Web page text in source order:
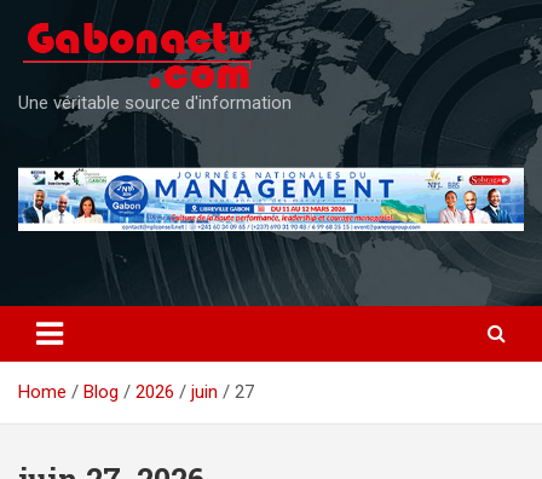
content
Une véritable source d'information
Home Blog 2026 juin 27